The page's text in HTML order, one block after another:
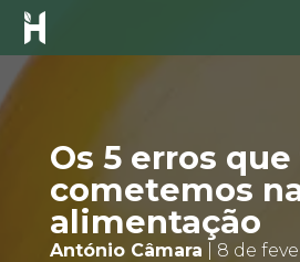
Os 5 erros
cometemos
alimentação
António Câmara | 8 de